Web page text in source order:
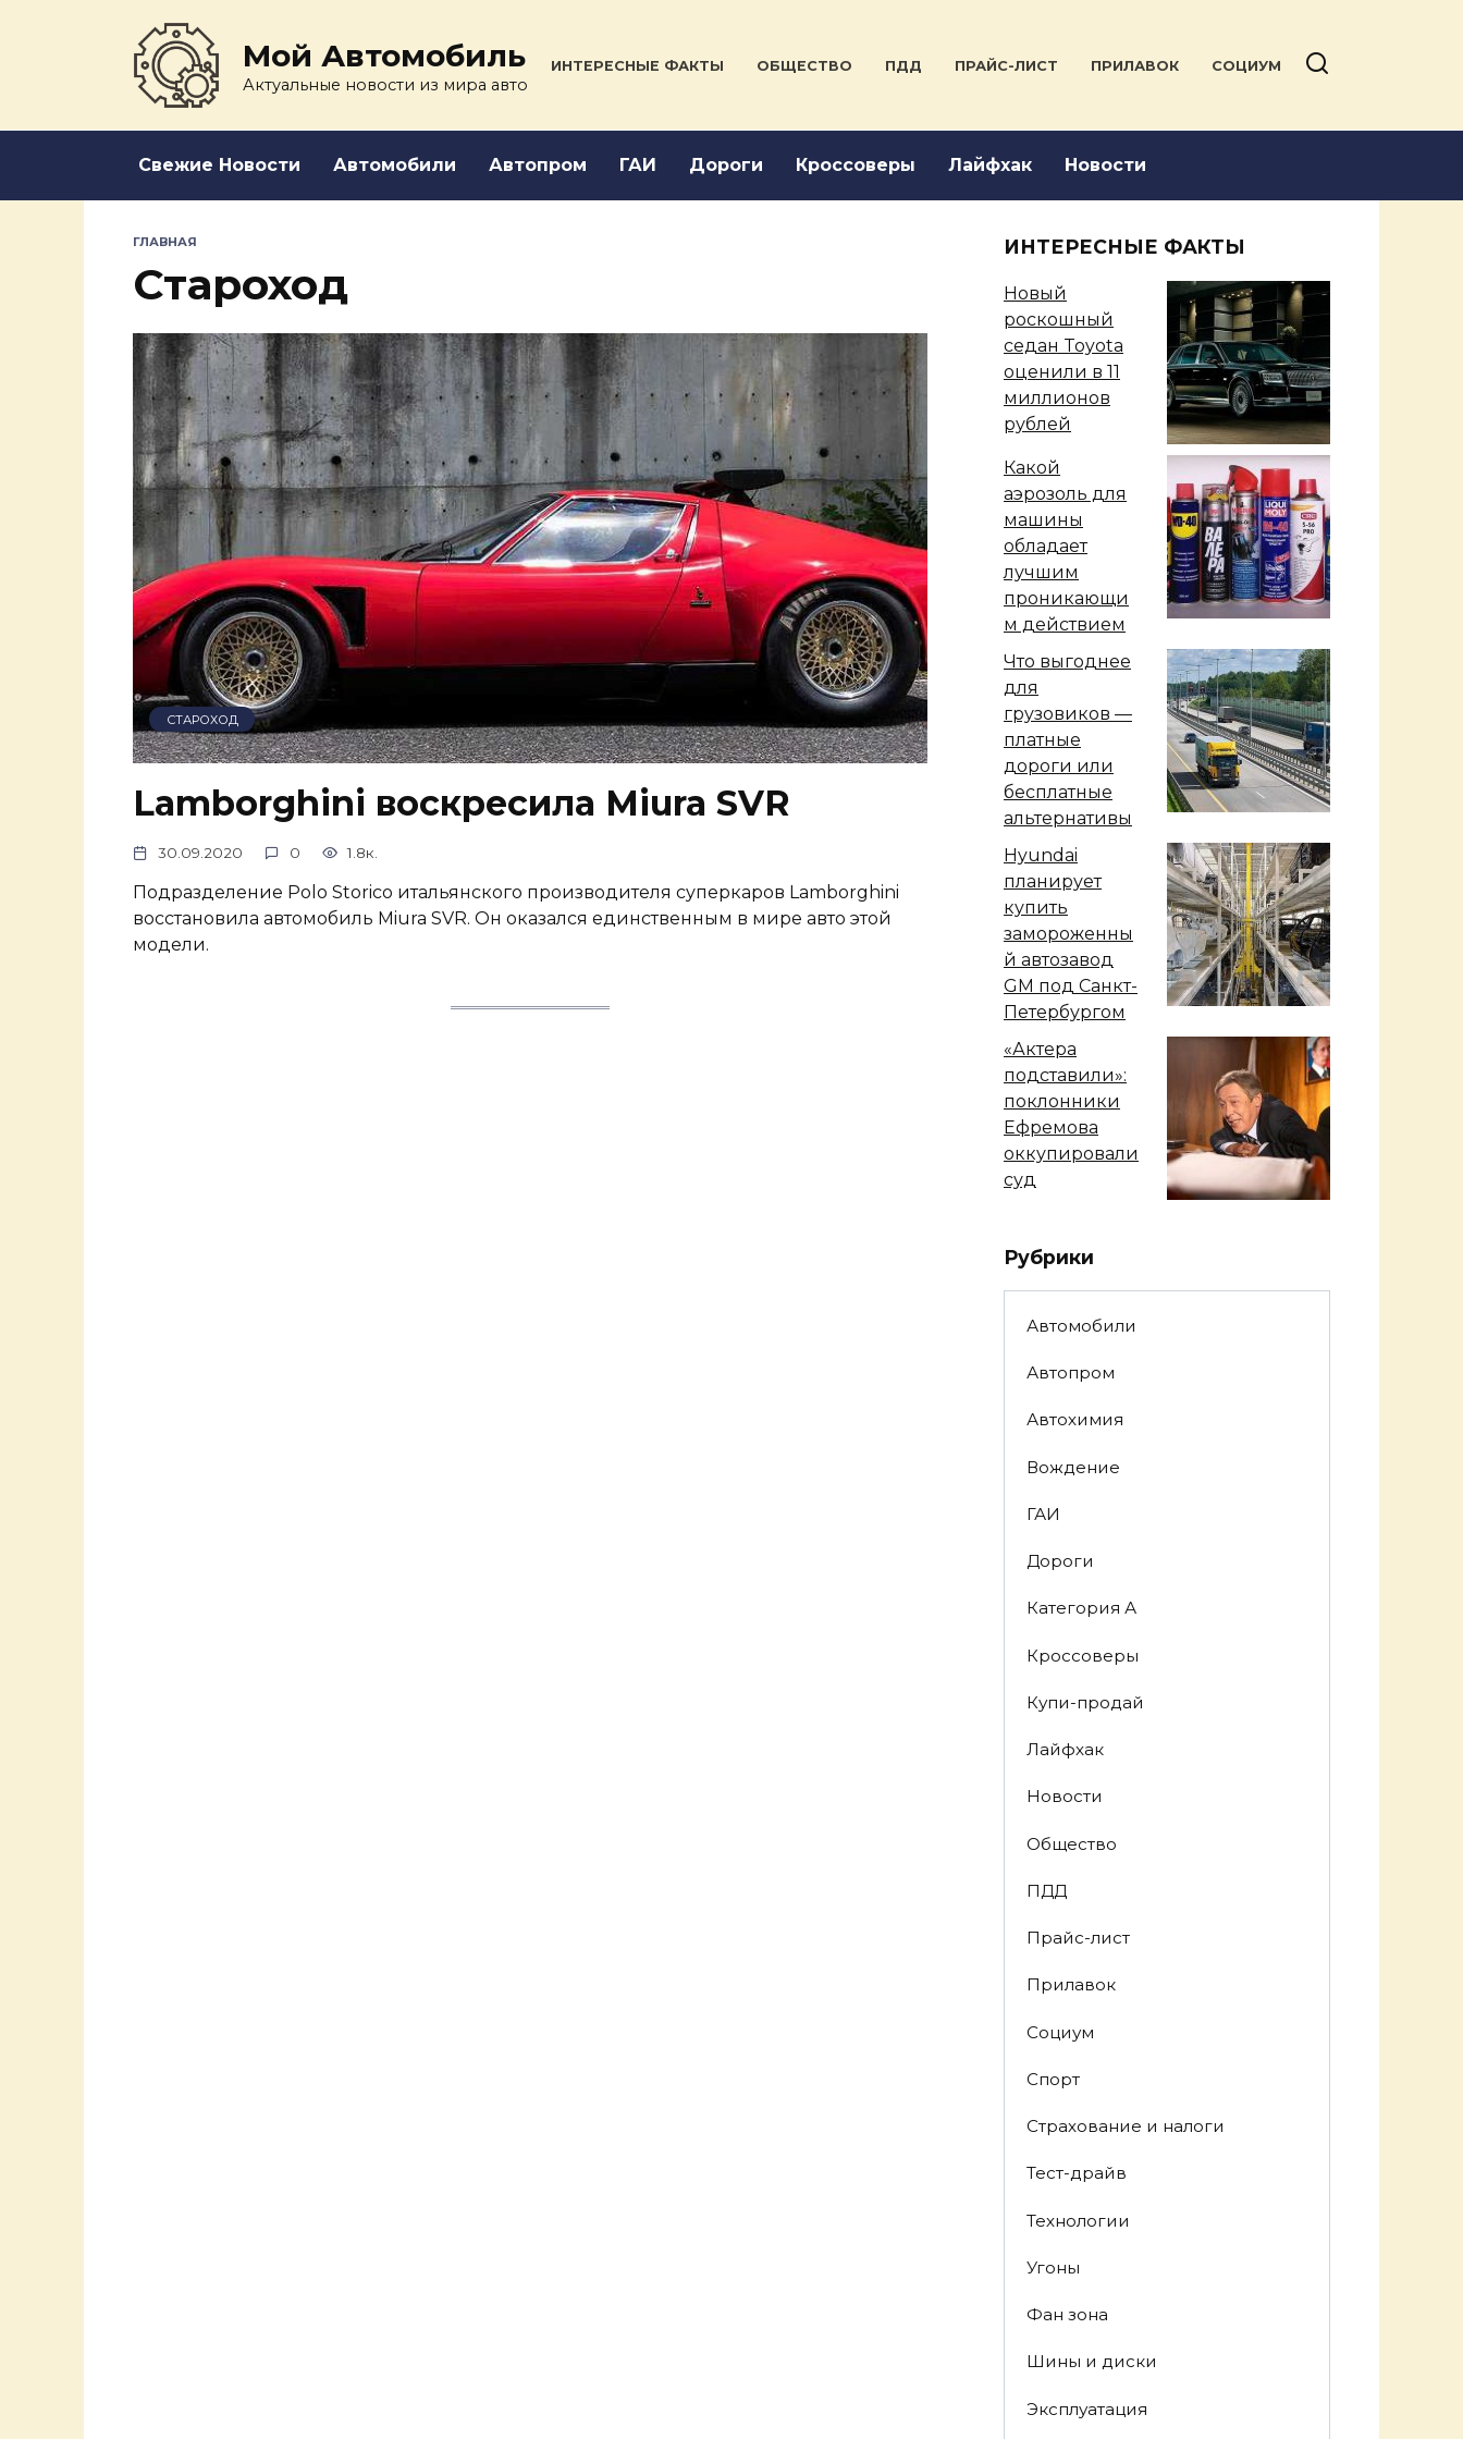
Мой Автомобиль
Актуальные новости из мира авто
ИНТЕРЕСНЫЕ ФАКТЫ ОБЩЕСТВО ПДД ПРАЙС-ЛИСТ ПРИЛАВОК СОЦИУМ
Свежие Новости Автомобили Автопром ГАИ Дороги Кроссоверы Лайфхак Новости
ГЛАВНАЯ
Староход
СТАРОХОД
Lamborghini воскресила Miura SVR
30.09.2020 0 1.8к.
Подразделение Polo Storico итальянского производителя суперкаров Lamborghini
восстановила автомобиль Miura SVR. Он оказался единственным в мире авто этой
модели.
ИНТЕРЕСНЫЕ ФАКТЫ
Новый
роскошный
седан Toyota
оценили в 11
миллионов
рублей
Какой
аэрозоль для
машины
обладает
лучшим
проникающи
м действием
Что выгоднее
для
грузовиков —
платные
дороги или
бесплатные
альтернативы
Hyundai
планирует
купить
замороженны
й автозавод
GM под Санкт-
Петербургом
«Актера
подставили»:
поклонники
Ефремова
оккупировали
суд
Рубрики
Автомобили
Автопром
Автохимия
Вождение
ГАИ
Дороги
Категория А
Кроссоверы
Купи-продай
Лайфхак
Новости
Общество
ПДД
Прайс-лист
Прилавок
Социум
Спорт
Страхование и налоги
Тест-драйв
Технологии
Угоны
Фан зона
Шины и диски
Эксплуатация